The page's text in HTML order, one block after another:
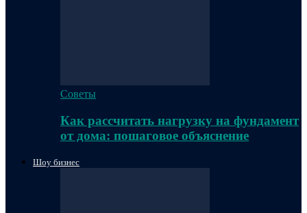
Советы
Как рассчитать нагрузку на фундамент
от дома: пошаговое объяснение
Шоу бизнес